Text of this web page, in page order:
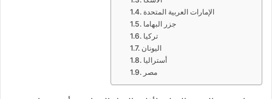
الإمارات العربية المتحدة
جزر البهاما
تركيا
اليونان
أستراليا
مصر